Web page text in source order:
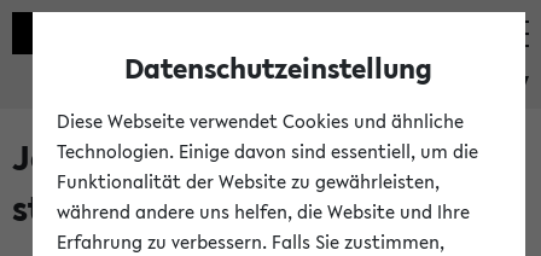
eKVV
Jetzt und in Kürze
stattfindende Veranstaltungen
Datenschutzeinstellung
Diese Webseite verwendet Cookies und ähnliche
Technologien. Einige davon sind essentiell, um die
Funktionalität der Website zu gewährleisten,
während andere uns helfen, die Website und Ihre
Erfahrung zu verbessern. Falls Sie zustimmen,